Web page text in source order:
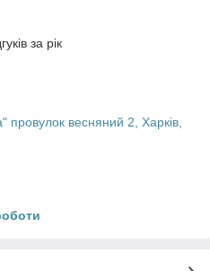
за рік
провулок весняний 2, Харків,